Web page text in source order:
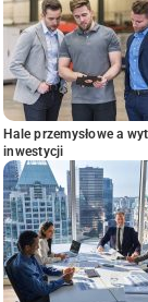
Hale przemysłowe a
inwestycji